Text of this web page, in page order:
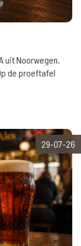
uit Noorwegen.
de proeftafel
29-07-26